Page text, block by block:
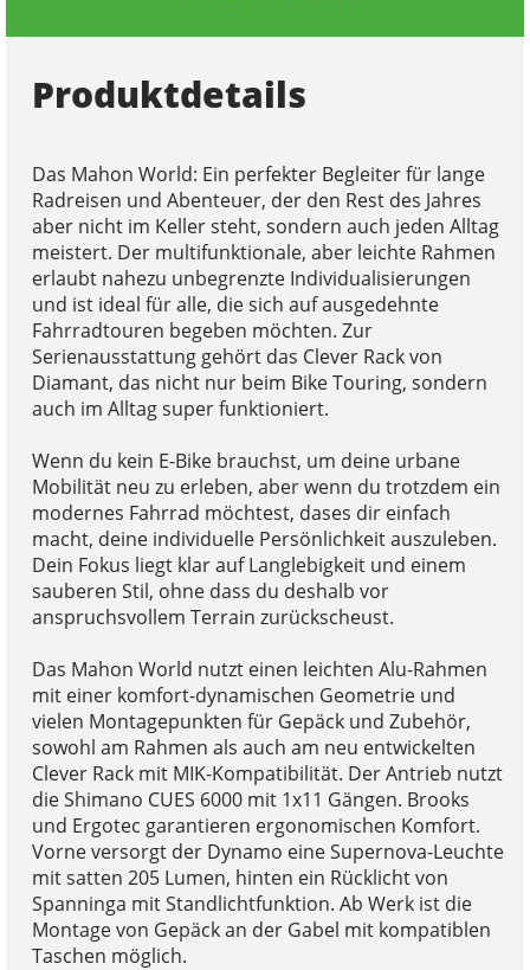
Produktdetails
Das Mahon World: Ein perfekter Begleiter für lange
Radreisen und Abenteuer, der den Rest des Jahres
aber nicht im Keller steht, sondern auch jeden Alltag
meistert. Der multifunktionale, aber leichte Rahmen
erlaubt nahezu unbegrenzte Individualisierungen
und ist ideal für alle, die sich auf ausgedehnte
Fahrradtouren begeben möchten. Zur
Serienausstattung gehört das Clever Rack von
Diamant, das nicht nur beim Bike Touring, sondern
auch im Alltag super funktioniert.
Wenn du kein E-Bike brauchst, um deine urbane
Mobilität neu zu erleben, aber wenn du trotzdem ein
modernes Fahrrad möchtest, dases dir einfach
macht, deine individuelle Persönlichkeit auszuleben.
Dein Fokus liegt klar auf Langlebigkeit und einem
sauberen Stil, ohne dass du deshalb vor
anspruchsvollem Terrain zurückscheust.
Das Mahon World nutzt einen leichten Alu-Rahmen
mit einer komfort-dynamischen Geometrie und
vielen Montagepunkten für Gepäck und Zubehör,
sowohl am Rahmen als auch am neu entwickelten
Clever Rack mit MIK-Kompatibilität. Der Antrieb nutzt
die Shimano CUES 6000 mit 1x11 Gängen. Brooks
und Ergotec garantieren ergonomischen Komfort.
Vorne versorgt der Dynamo eine Supernova-Leuchte
mit satten 205 Lumen, hinten ein Rücklicht von
Spanninga mit Standlichtfunktion. Ab Werk ist die
Montage von Gepäck an der Gabel mit kompatiblen
Taschen möglich.